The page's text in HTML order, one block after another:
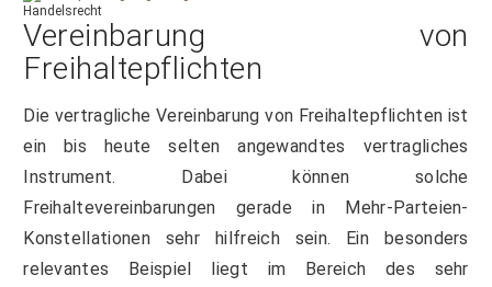
Handelsrecht
Vereinbarung von
Freihaltepflichten
Die vertragliche Vereinbarung von Freihaltepflichten ist
ein bis heute selten angewandtes vertragliches
Instrument. Dabei können solche
Freihaltevereinbarungen gerade in Mehr-Parteien-
Konstellationen sehr hilfreich sein. Ein besonders
relevantes Beispiel liegt im Bereich des sehr